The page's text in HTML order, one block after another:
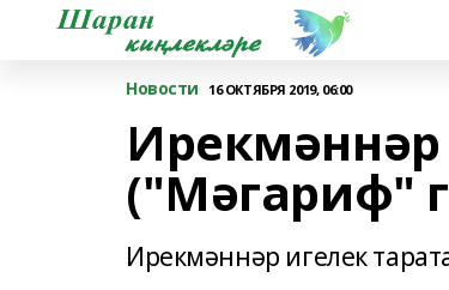
Новости 16 ОКТЯБРЯ 2019, 06:00
Ирекмәннәр
("Мәгариф"
Ирекмәннәр игелек